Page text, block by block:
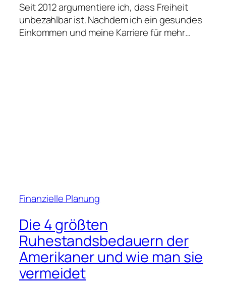
Seit 2012 argumentiere ich, dass Freiheit
unbezahlbar ist. Nachdem ich ein gesundes
Einkommen und meine Karriere für mehr…
Finanzielle Planung
Die 4 größten
Ruhestandsbedauern der
Amerikaner und wie man sie
vermeidet